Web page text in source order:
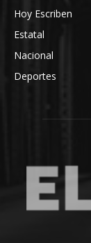
Hoy Escriben
Estatal
Nacional
Deportes